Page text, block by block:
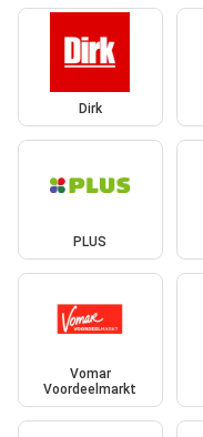
Dirk
PLUS
Vomar
Voordeelmarkt